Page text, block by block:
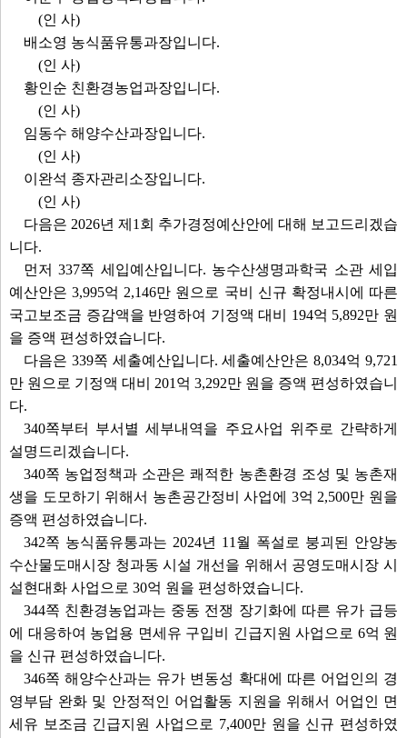
(인 사)
배소영 농식품유통과장입니다.
(인 사)
황인순 친환경농업과장입니다.
(인 사)
임동수 해양수산과장입니다.
(인 사)
이완석 종자관리소장입니다.
(인 사)
다음은 2026년 제1회 추가경정예산안에 대해 보고드리겠습
니다.
먼저 337쪽 세입예산입니다. 농수산생명과학국 소관 세입
예산안은 3,995억 2,146만 원으로 국비 신규 확정내시에 따른
국고보조금 증감액을 반영하여 기정액 대비 194억 5,892만 원
을 증액 편성하였습니다.
다음은 339쪽 세출예산입니다. 세출예산안은 8,034억 9,721
만 원으로 기정액 대비 201억 3,292만 원을 증액 편성하였습니
다.
340쪽부터 부서별 세부내역을 주요사업 위주로 간략하게
설명드리겠습니다.
340쪽 농업정책과 소관은 쾌적한 농촌환경 조성 및 농촌재
생을 도모하기 위해서 농촌공간정비 사업에 3억 2,500만 원을
증액 편성하였습니다.
342쪽 농식품유통과는 2024년 11월 폭설로 붕괴된 안양농
수산물도매시장 청과동 시설 개선을 위해서 공영도매시장 시
설현대화 사업으로 30억 원을 편성하였습니다.
344쪽 친환경농업과는 중동 전쟁 장기화에 따른 유가 급등
에 대응하여 농업용 면세유 구입비 긴급지원 사업으로 6억 원
을 신규 편성하였습니다.
346쪽 해양수산과는 유가 변동성 확대에 따른 어업인의 경
영부담 완화 및 안정적인 어업활동 지원을 위해서 어업인 면
세유 보조금 긴급지원 사업으로 7,400만 원을 신규 편성하였